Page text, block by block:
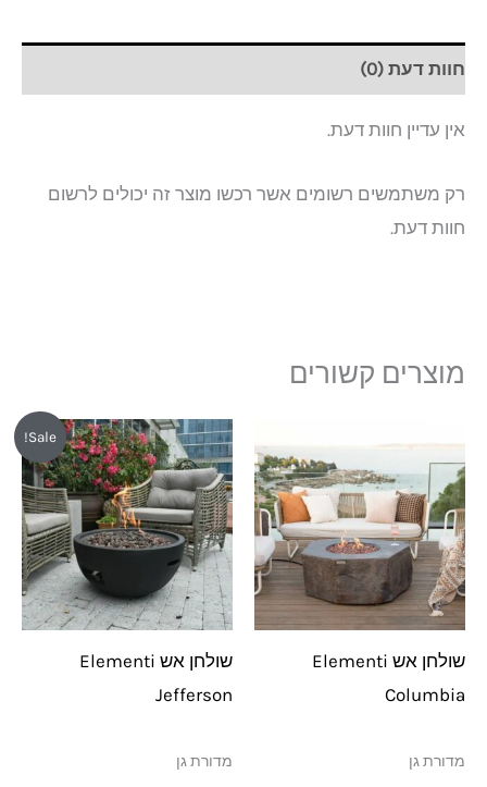
חוות דעת (0)
אין עדיין חוות דעת.
רק משתמשים רשומים אשר רכשו מוצר זה יכולים לרשום
חוות דעת.
מוצרים קשורים
שולחן אש Elementi
Columbia
מדורת גן
Sale!
שולחן אש Elementi
Jefferson
מדורת גן
המחיר
המקורי
היה:
₪3,000.
המחיר
הנוכחי
הוא:
₪2,750.